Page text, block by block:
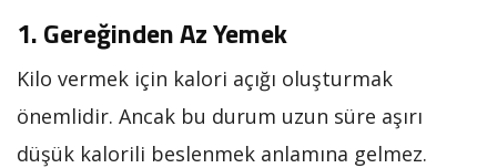
1. Gereğinden Az Yemek
Kilo vermek için kalori açığı oluşturmak
önemlidir. Ancak bu durum uzun süre aşırı
düşük kalorili beslenmek anlamına gelmez.